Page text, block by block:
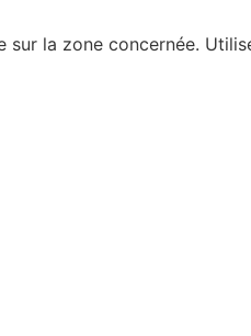
sur la zone concernée.